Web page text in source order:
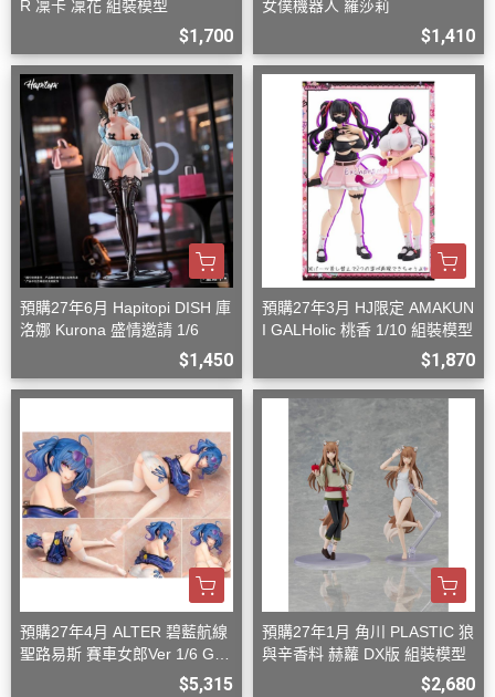
R 凜卡 凜花 組裝模型
$1,700
女僕機器人 羅莎莉
$1,410
預購27年6月 Hapitopi DISH 庫
洛娜 Kurona 盛情邀請 1/6
$1,450
預購27年3月 HJ限定 AMAKUN
I GALHolic 桃香 1/10 組裝模型
$1,870
預購27年4月 ALTER 碧藍航線
聖路易斯 賽車女郎Ver 1/6 G08
$5,315
預購27年1月 角川 PLASTIC 狼
與辛香料 赫蘿 DX版 組裝模型
$2,680